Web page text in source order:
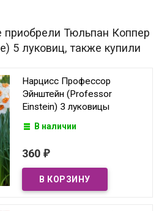
приобрели Тюльпан Коппер
5 луковиц, также купили
Нарцисс Профессор
Эйнштейн (Professor
Einstein) 3 луковицы
В наличии
360 ₽